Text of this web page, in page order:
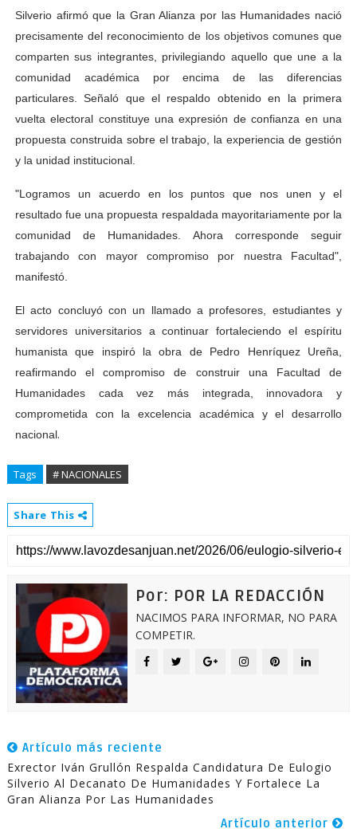
Silverio afirmó que la Gran Alianza por las Humanidades nació
precisamente del reconocimiento de los objetivos comunes que
comparten sus integrantes, privilegiando aquello que une a la
comunidad académica por encima de las diferencias
particulares. Señaló que el respaldo obtenido en la primera
vuelta electoral constituye una expresión de confianza en una
propuesta construida sobre el trabajo, la experiencia de gestión
y la unidad institucional.
"Logramos un acuerdo en los puntos que nos unen y el
resultado fue una propuesta respaldada mayoritariamente por la
comunidad de Humanidades. Ahora corresponde seguir
trabajando con mayor compromiso por nuestra Facultad",
manifestó.
El acto concluyó con un llamado a profesores, estudiantes y
servidores universitarios a continuar fortaleciendo el espíritu
humanista que inspiró la obra de Pedro Henríquez Ureña,
reafirmando el compromiso de construir una Facultad de
Humanidades cada vez más integrada, innovadora y
comprometida con la excelencia académica y el desarrollo
nacional.
Tags # NACIONALES
Share This
Por: POR LA REDACCIÓN
NACIMOS PARA INFORMAR, NO PARA
COMPETIR.
Artículo más reciente
Exrector Iván Grullón Respalda Candidatura De Eulogio
Silverio Al Decanato De Humanidades Y Fortalece La
Gran Alianza Por Las Humanidades
Artículo anterior